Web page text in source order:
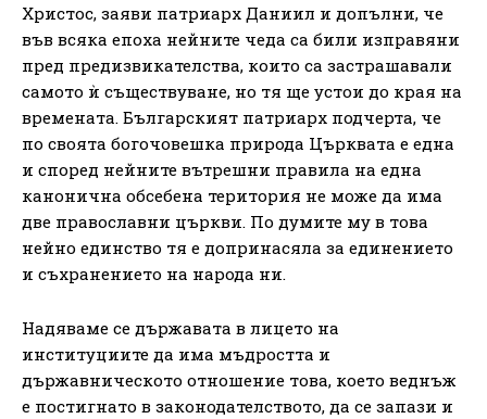
Христос, заяви патриарх Даниил и допълни, че
във всяка епоха нейните чеда са били изправяни
пред предизвикателства, които са застрашавали
самото ѝ съществуване, но тя ще устои до края на
времената. Българският патриарх подчерта, че
по своята богочовешка природа Църквата е една
и според нейните вътрешни правила на една
канонична обсебена територия не може да има
две православни църкви. По думите му в това
нейно единство тя е допринасяла за единението
и съхранението на народа ни.
Надяваме се държавата в лицето на
институциите да има мъдростта и
държавническото отношение това, което веднъж
е постигнато в законодателството, да се запази и